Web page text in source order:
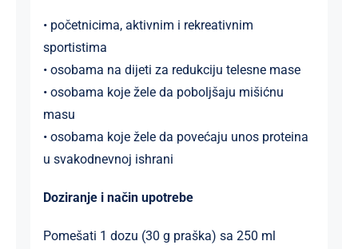
• početnicima, aktivnim i rekreativnim
sportistima
• osobama na dijeti za redukciju telesne mase
• osobama koje žele da poboljšaju mišićnu
masu
• osobama koje žele da povećaju unos proteina
u svakodnevnoj ishrani
Doziranje i način upotrebe
Pomešati 1 dozu (30 g praška) sa 250 ml